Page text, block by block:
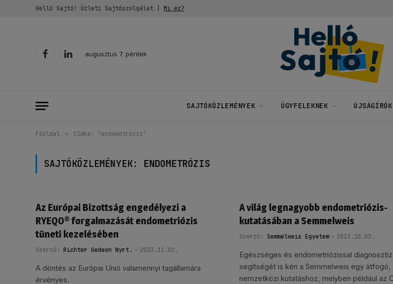
Helló Sajtó! Üzleti Sajtószolgálat | Mi ez?
FacebookLinkedIn
augusztus 7. péntek
SAJTÓKÖZLEMÉNYEK ÜGYFELEKNEK
Főoldal » Címke: "endometrózis"
SAJTÓKÖZLEMÉNYEK: ENDOMETRÓZIS
Az Európai Bizottság engedélyezi a
RYEQO® forgalmazását endometriózis
tüneti kezelésében
Szerző: Richter Gedeon Nyrt. 2023.11.02.
A döntés az Európai Unió valamennyi tagállamára
érvényes.
A világ legnagyobb endometriózis-
kutatásában a Semmelweis
Szerző: Semmelweis Egyetem 2023.10.03.
Egészséges és endometriózissal
segítségét is kéri a Semmelweis egy átfogó,
nemzetközi kutatáshoz, melyben például az